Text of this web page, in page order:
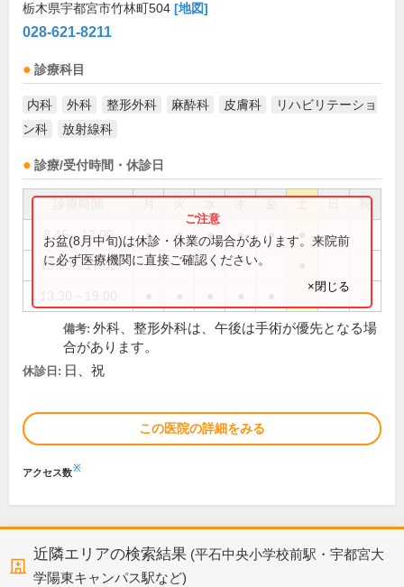
栃木県宇都宮市竹林町504 [地図]
028-621-8211
診療科目
内科 外科 整形外科 麻酔科 皮膚科
リハビリテーショ
ン科
放射線科
診療/受付時間・休診日
祝
8:45～12:00 ● ● ● ● ●
13:30～17:00
お盆(8月中旬)は休診・休業の場合があります。来院前
に必ず医療機関に直接ご確認ください。
×閉じる
備考: 外科、整形外科は、午後は手術が優先となる場
合があります。
休診日: 日、祝
この医院の詳細をみる
アクセス数※
近隣エリアの検索結果 (平石中央小学校前駅・宇都宮大
学陽東キャンパス駅など)